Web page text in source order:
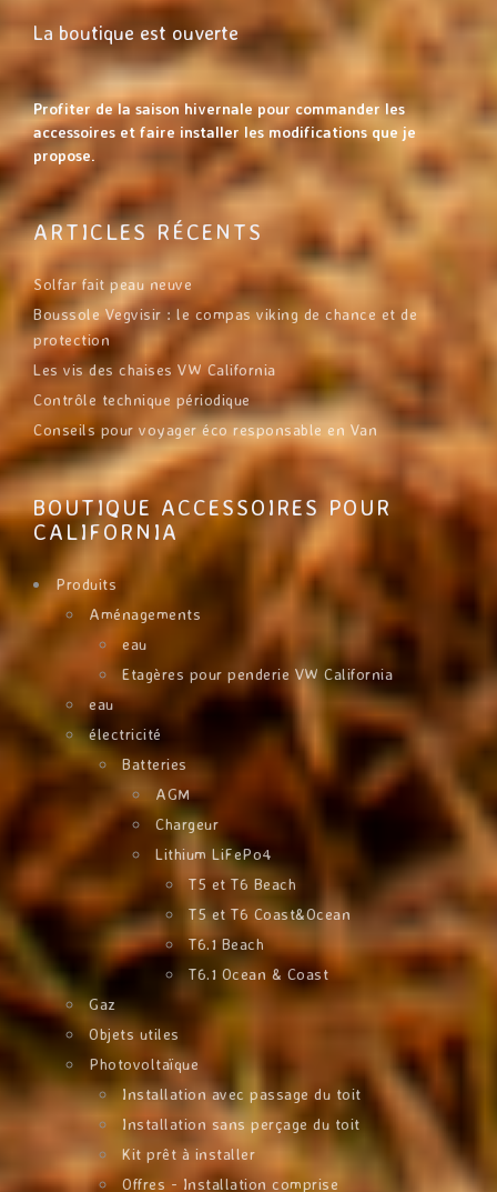
La boutique est ouverte
Profiter de la saison hivernale pour commander les
accessoires et faire installer les modifications que je
propose.
ARTICLES RÉCENTS
Solfar fait peau neuve
Boussole Vegvisir : le compas viking de chance et de
protection
Les vis des chaises VW California
Contrôle technique périodique
Conseils pour voyager éco responsable en Van
BOUTIQUE ACCESSOIRES POUR
CALIFORNIA
Produits
Aménagements
eau
Etagères pour penderie VW California
eau
électricité
Batteries
AGM
Chargeur
Lithium LiFePo4
T5 et T6 Beach
T5 et T6 Coast&Ocean
T6.1 Beach
T6.1 Ocean & Coast
Gaz
Objets utiles
Photovoltaïque
Installation avec passage du toit
Installation sans perçage du toit
Kit prêt à installer
Offres - Installation comprise